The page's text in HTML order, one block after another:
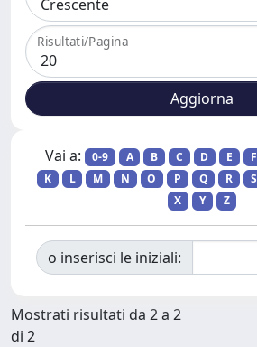
Risultati/Pagina
Vai a: 0-9 A B C D E F
K
L M N O P Q R S
X
Y Z
o inserisci le iniziali:
Mostrati risultati da 2 a 2
di 2